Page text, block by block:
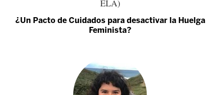
ELA)
¿Un Pacto de Cuidados para desactivar la Huelga
Feminista?